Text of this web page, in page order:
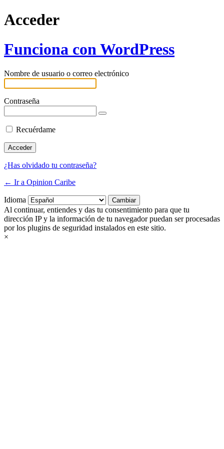
Acceder
Funciona con WordPress
Nombre de usuario o correo electrónico
Contraseña
Recuérdame
¿Has olvidado tu contraseña?
← Ir a Opinion Caribe
Idioma
Al continuar, entiendes y das tu consentimiento para que tu
dirección IP y la información de tu navegador puedan ser procesadas
por los plugins de seguridad instalados en este sitio.
×